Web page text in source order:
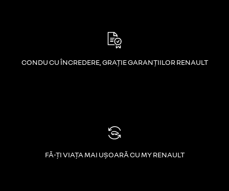
CONDU CU ÎNCREDERE, GRAȚIE GARANȚIILOR RENAULT
FĂ-ȚI VIAȚA MAI UȘOARĂ CU MY RENAULT